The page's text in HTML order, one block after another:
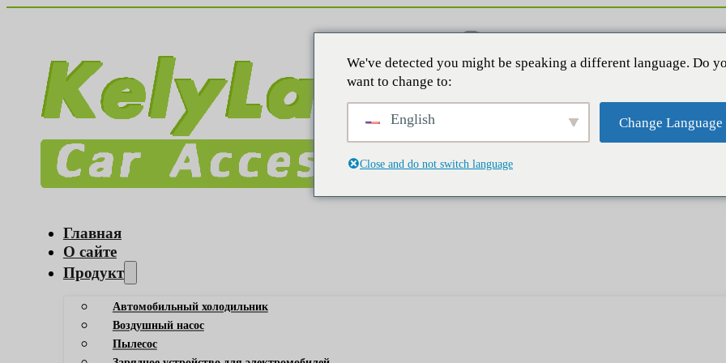
Главная
О сайте
Продукт
Автомобильный холодильник
Воздушный насос
Пылесос
We've detected you might be speaking a different language. Do
want to change to:
English Change Language
Close and do not switch language